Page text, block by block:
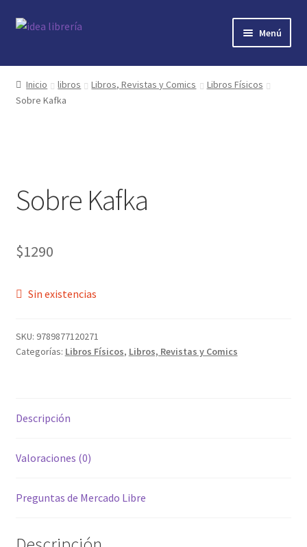
Ir
Ir
Menú
Inicio
contacto
nosotros
novedades
Inicio libros Libros, Revistas y Comics
Libros Físicos
Sobre Kafka
Sobre Kafka
$1290
Sin existencias
SKU: 9789877120271
Categorías: Libros Físicos, Libros, Revistas y Comics
Descripción
Valoraciones (0)
Preguntas de Mercado Libre